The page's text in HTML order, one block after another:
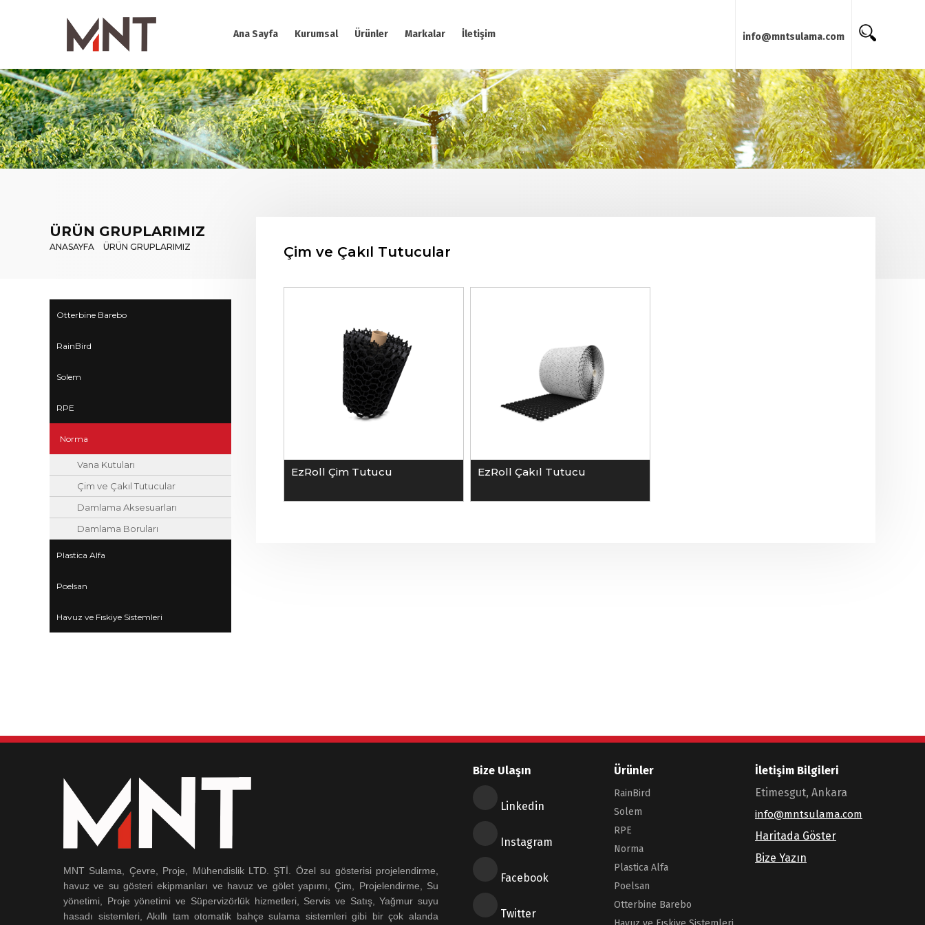
Ana Sayfa Kurumsal Ürünler Markalar İletişim info@mntsulama.com
ÜRÜN GRUPLARIMIZ
ANASAYFA ÜRÜN GRUPLARIMIZ Çim ve Çakıl Tutucular
EzRoll Çim Tutucu EzRoll Çakıl Tutucu
Otterbine Barebo
RainBird
Solem
RPE
Norma
Vana Kutuları
Çim ve Çakıl Tutucular
Damlama Aksesuarları
Damlama Boruları
Plastica Alfa
Poelsan
Havuz ve Fıskiye Sistemleri
MNT Sulama, Çevre, Proje, Mühendislik LTD. ŞTİ. Özel su gösterisi projelendirme,
havuz ve su gösteri ekipmanları ve havuz ve gölet yapımı, Çim, Projelendirme, Su
yönetimi, Proje yönetimi ve Süpervizörlük hizmetleri, Servis ve Satış, Yağmur suyu
hasadı sistemleri, Akıllı tam otomatik bahçe sulama sistemleri gibi bir çok alanda
Bize Ulaşın
Linkedin
Instagram
Facebook
Twitter
Ürünler
RainBird
Solem
RPE
Norma
Plastica Alfa
Poelsan
Otterbine Barebo
İletişim Bilgileri
Etimesgut, Ankara
info@mntsulama.com
Haritada Göster
Bize Yazın